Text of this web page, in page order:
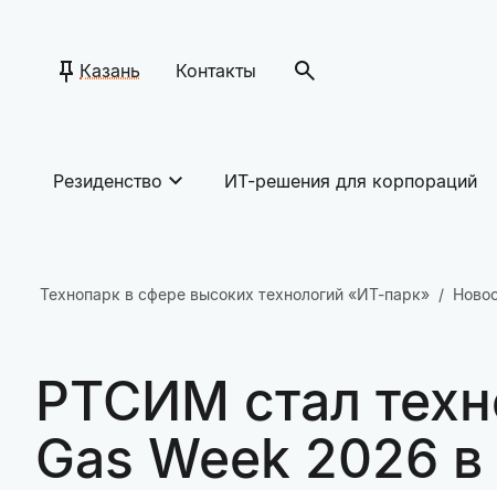
Казань Контакты
Резиденство ИТ-решения для корпораций
Технопарк в сфере высоких технологий «ИТ-парк»
РТСИМ стал
Gas Week 2026